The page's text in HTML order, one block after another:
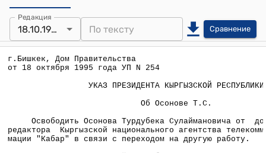
Редакция
18.10.1995 Сравнение